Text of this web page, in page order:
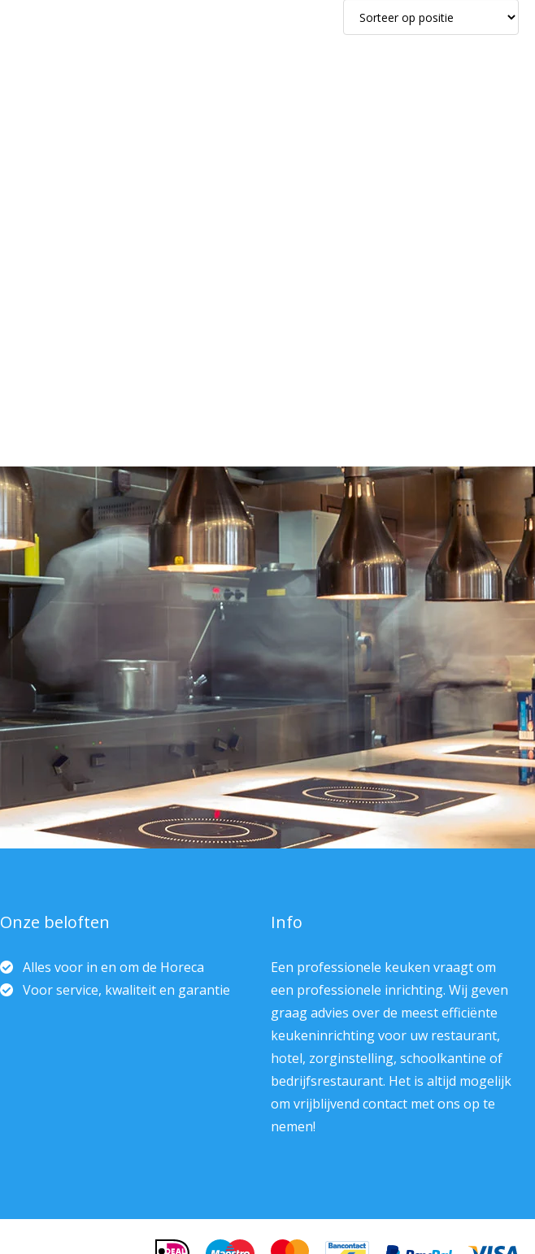
Onze beloften
Alles voor in en om de Horeca
Voor service, kwaliteit en garantie
Info
Een professionele keuken vraagt om
een professionele inrichting. Wij geven
graag advies over de meest efficiënte
keukeninrichting voor uw restaurant,
hotel, zorginstelling, schoolkantine of
bedrijfsrestaurant. Het is altijd mogelijk
om vrijblijvend contact met ons op te
nemen!